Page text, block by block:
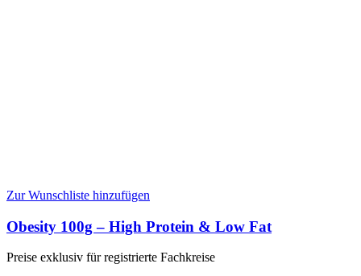
Zur Wunschliste hinzufügen
Obesity 100g – High Protein & Low Fat
Preise exklusiv für registrierte Fachkreise